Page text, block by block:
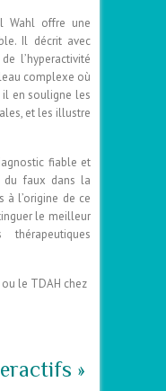
Wahl offre une
Il décrit avec
l’hyperactivité
complexe où
en souligne les
et les illustre
fiable et
du faux dans la
à l’origine de ce
le meilleur
le TDAH chez
»